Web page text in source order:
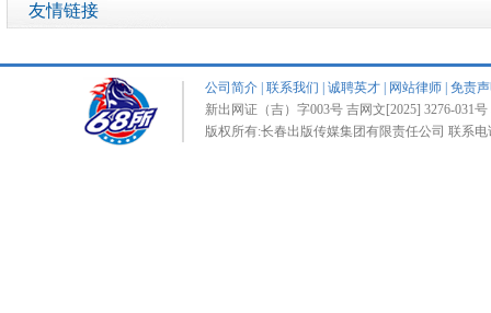
友情链接
公司简介 联系我们 诚聘英才 网站律师 免责
新出网证（吉）字003号 吉网文[2025] 3276-031
版权所有:长春出版传媒集团有限责任公司 联系电